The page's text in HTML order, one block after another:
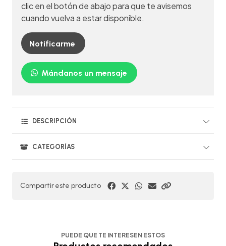
clic en el botón de abajo para que te avisemos
cuando vuelva a estar disponible.
Notificarme
Mándanos un mensaje
DESCRIPCIÓN
CATEGORÍAS
Compartir este producto
PUEDE QUE TE INTERESEN ESTOS